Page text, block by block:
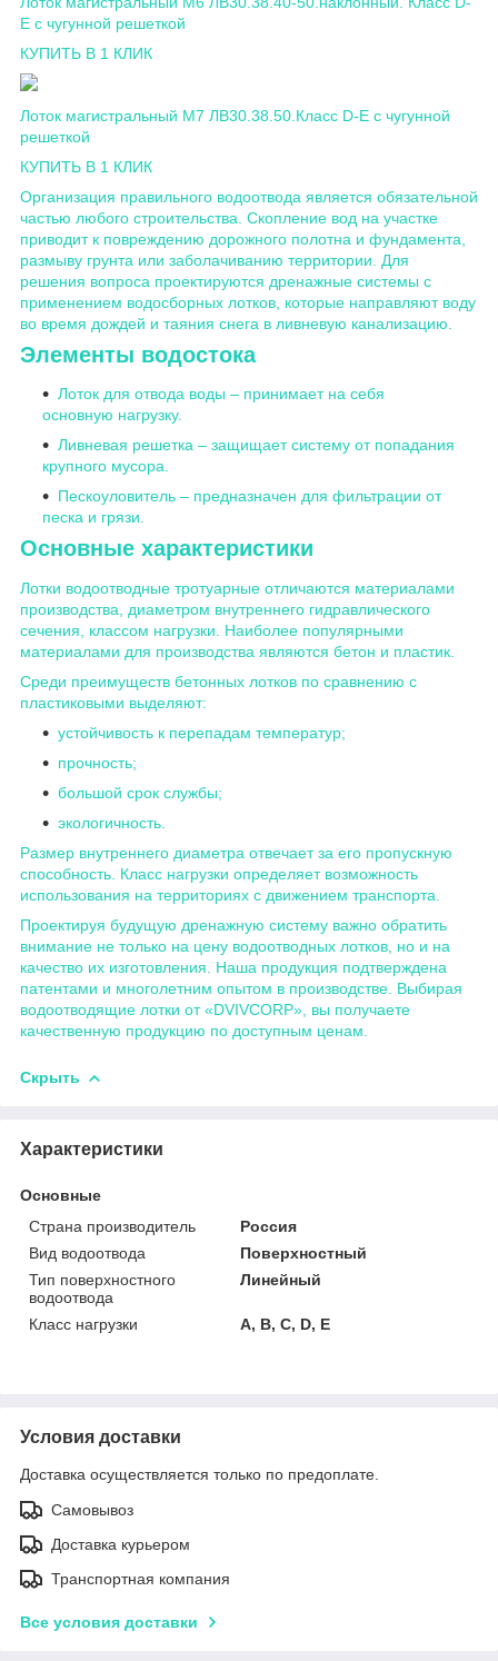
E c чугунной решеткой
КУПИТЬ В 1 КЛИК
Лоток магистральный М7 ЛВ30.38.50.Класс D-E c чугунной
решеткой
КУПИТЬ В 1 КЛИК
Организация правильного водоотвода является обязательной
частью любого строительства. Скопление вод на участке
приводит к повреждению дорожного полотна и фундамента,
размыву грунта или заболачиванию территории. Для
решения вопроса проектируются дренажные системы с
применением водосборных лотков, которые направляют воду
во время дождей и таяния снега в ливневую канализацию.
Элементы водостока
Лоток для отвода воды – принимает на себя
основную нагрузку.
Ливневая решетка – защищает систему от попадания
крупного мусора.
Пескоуловитель – предназначен для фильтрации от
песка и грязи.
Основные характеристики
Лотки водоотводные тротуарные отличаются материалами
производства, диаметром внутреннего гидравлического
сечения, классом нагрузки. Наиболее популярными
материалами для производства являются бетон и пластик.
Среди преимуществ бетонных лотков по сравнению с
пластиковыми выделяют:
устойчивость к перепадам температур;
прочность;
большой срок службы;
экологичность.
Размер внутреннего диаметра отвечает за его пропускную
способность. Класс нагрузки определяет возможность
использования на территориях с движением транспорта.
Проектируя будущую дренажную систему важно обратить
внимание не только на цену водоотводных лотков, но и на
качество их изготовления. Наша продукция подтверждена
патентами и многолетним опытом в производстве. Выбирая
водоотводящие лотки от «DVIVCORP», вы получаете
качественную продукцию по доступным ценам.
Скрыть
Характеристики
Основные
Страна производитель
Россия
Вид водоотвода
Поверхностный
Тип поверхностного
водоотвода
Линейный
Класс нагрузки А, В, С, D, E
Условия доставки
Доставка осуществляется только по предоплате.
Самовывоз
Доставка курьером
Транспортная компания
Все условия доставки